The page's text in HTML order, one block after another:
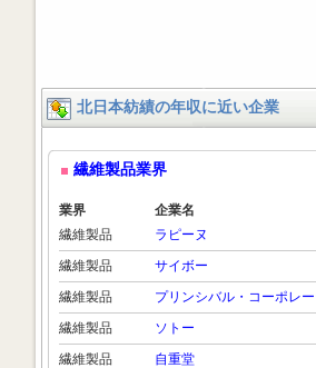
北日本紡績の年収に近い企業
繊維製品業界
業界 企業名
繊維製品
ラピーヌ
繊維製品
サイボー
繊維製品
プリンシバル・コーポレ
繊維製品
ソトー
繊維製品
自重堂